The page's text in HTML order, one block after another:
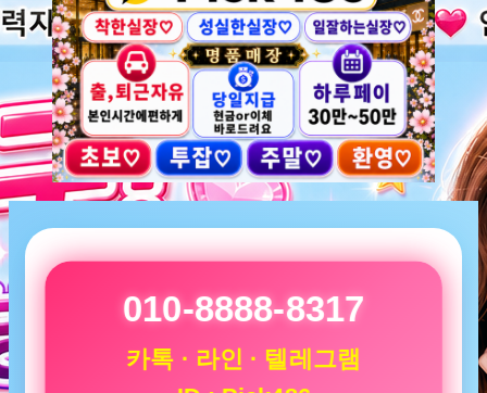
010-8888-8317
카톡 · 라인 · 텔레그램